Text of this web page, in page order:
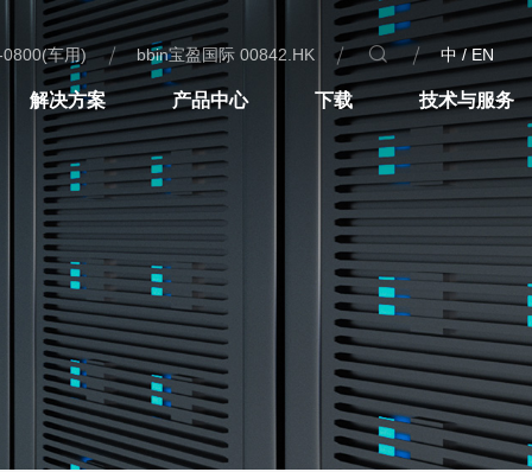
车用) bbin宝盈国际 00842.HK 中/EN
解决方案 产品中心 下载 技术与服务